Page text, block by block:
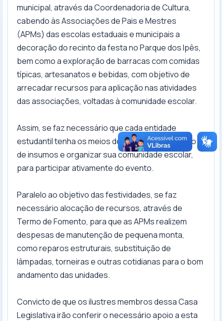
municipal, através da Coordenadoria de Cultura,
cabendo às Associações de Pais e Mestres
(APMs) das escolas estaduais e municipais a
decoração do recinto da festa no Parque dos Ipês,
bem como a exploração de barracas com comidas
típicas, artesanatos e bebidas, com objetivo de
arrecadar recursos para aplicação nas atividades
das associações, voltadas à comunidade escolar.
Assim, se faz necessário que cada entidade
estudantil tenha os meios de viabilizar a aquisição
de insumos e organizar sua comunidade escolar,
para participar ativamente do evento.
Paralelo ao objetivo das festividades, se faz
necessário alocação de recursos, através de
Termo de Fomento, para que as APMs realizem
despesas de manutenção de pequena monta,
como reparos estruturais, substituição de
lâmpadas, torneiras e outras cotidianas para o bom
andamento das unidades.
Convicto de que os ilustres membros dessa Casa
Legislativa irão conferir o necessário apoio a esta